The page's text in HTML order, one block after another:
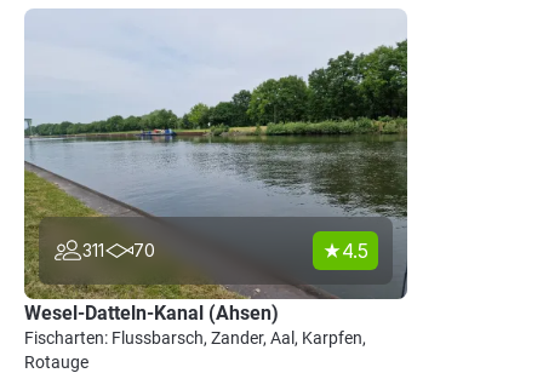
311 70 4.5
Wesel-Datteln-Kanal (Ahsen)
Fischarten: Flussbarsch, Zander, Aal, Karpfen,
Rotauge